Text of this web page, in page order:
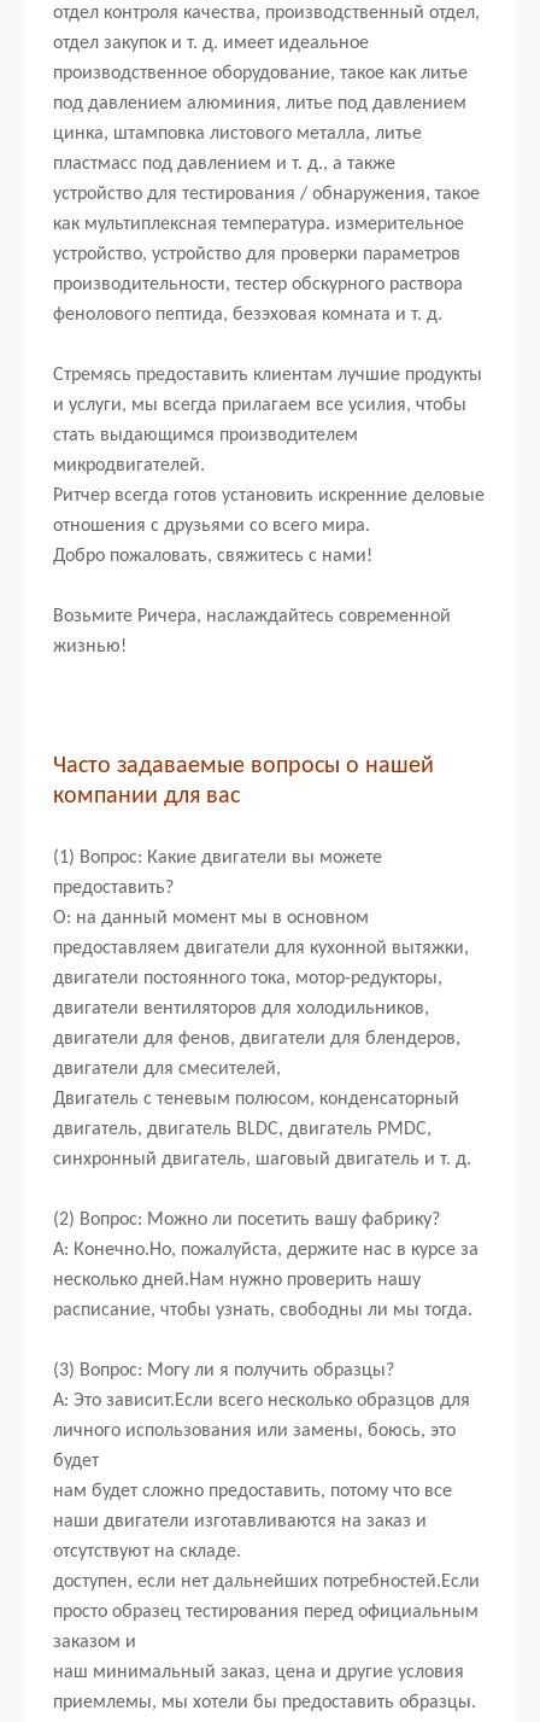
отдел контроля качества, производственный отдел,
отдел закупок и т. д. имеет идеальное
производственное оборудование, такое как литье
под давлением алюминия, литье под давлением
цинка, штамповка листового металла, литье
пластмасс под давлением и т. д., а также
устройство для тестирования / обнаружения, такое
как мультиплексная температура. измерительное
устройство, устройство для проверки параметров
производительности, тестер обскурного раствора
фенолового пептида, безэховая комната и т. д.
Стремясь предоставить клиентам лучшие продукты
и услуги, мы всегда прилагаем все усилия, чтобы
стать выдающимся производителем
микродвигателей.
Ритчер всегда готов установить искренние деловые
отношения с друзьями со всего мира.
Добро пожаловать, свяжитесь с нами!
Возьмите Ричера, наслаждайтесь современной
жизнью!
Часто задаваемые вопросы о нашей
компании для вас
(1) Вопрос: Какие двигатели вы можете
предоставить?
О: на данный момент мы в основном
предоставляем двигатели для кухонной вытяжки,
двигатели постоянного тока, мотор-редукторы,
двигатели вентиляторов для холодильников,
двигатели для фенов, двигатели для блендеров,
двигатели для смесителей,
Двигатель с теневым полюсом, конденсаторный
двигатель, двигатель BLDC, двигатель PMDC,
синхронный двигатель, шаговый двигатель и т. д.
(2) Вопрос: Можно ли посетить вашу фабрику?
А: Конечно.Но, пожалуйста, держите нас в курсе за
несколько дней.Нам нужно проверить нашу
расписание, чтобы узнать, свободны ли мы тогда.
(3) Вопрос: Могу ли я получить образцы?
А: Это зависит.Если всего несколько образцов для
личного использования или замены, боюсь, это
будет
нам будет сложно предоставить, потому что все
наши двигатели изготавливаются на заказ и
отсутствуют на складе.
доступен, если нет дальнейших потребностей.Если
просто образец тестирования перед официальным
заказом и
наш минимальный заказ, цена и другие условия
приемлемы, мы хотели бы предоставить образцы.